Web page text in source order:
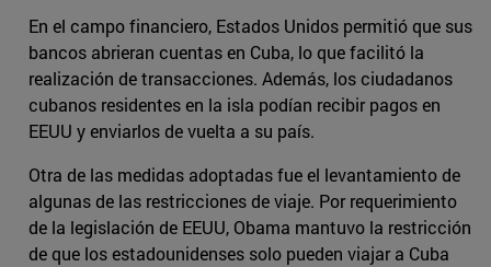
En el campo financiero, Estados Unidos permitió que sus
bancos abrieran cuentas en Cuba, lo que facilitó la
realización de transacciones. Además, los ciudadanos
cubanos residentes en la isla podían recibir pagos en
EEUU y enviarlos de vuelta a su país.
Otra de las medidas adoptadas fue el levantamiento de
algunas de las restricciones de viaje. Por requerimiento
de la legislación de EEUU, Obama mantuvo la restricción
de que los estadounidenses solo pueden viajar a Cuba